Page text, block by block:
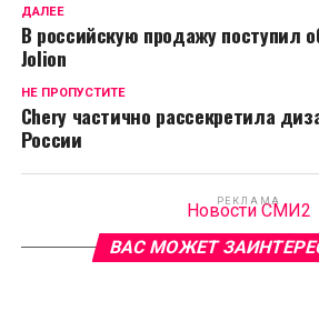
ДАЛЕЕ
В российскую продажу поступил
Jolion
НЕ ПРОПУСТИТЕ
Chery частично рассекретила
России
РЕКЛАМА
Новости СМИ2
ВАС МОЖЕТ